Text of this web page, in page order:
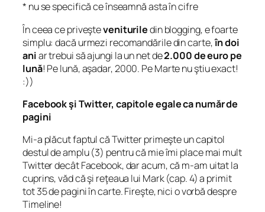
* nu se specifică ce înseamnă asta în cifre
În ceea ce priveştevenituriledin blogging, e foarte
simplu: dacă urmezi recomandările din carte,în doi
aniar trebui să ajungi la un net de2.000 de euro pe
lună! Pe lună, aşadar, 2000. Pe Marte nu ştiu exact!
:))
Facebook şi Twitter, capitole egale ca număr de
pagini
Mi-a plăcut faptul că Twitter primeşte un capitol
destul de amplu (3) pentru că mie îmi place mai mult
Twitter decât Facebook, dar acum, că m-am uitat la
cuprins, văd că şi reţeaua lui Mark (cap. 4) a primit
tot 35 de pagini în carte. Fireşte, nici o vorbă despre
Timeline!